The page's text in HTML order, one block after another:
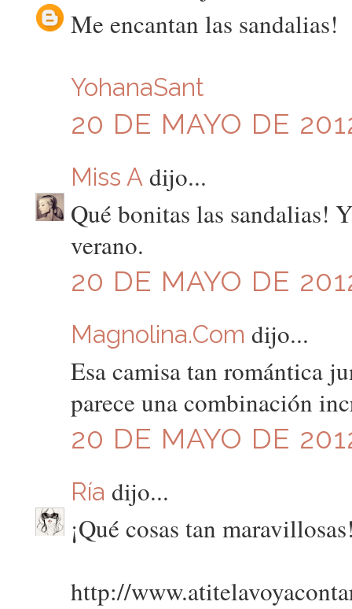
Me encantan las sandalias!
YohanaSant
20 DE MAYO DE
Miss Adijo...
Qué bonitas las sandalias!
verano.
20 DE MAYO DE
Magnolina.Com dijo...
Esa camisa tan romántica
parece una combinación
20 DE MAYO DE
Ría dijo...
¡Qué cosas tan
http://